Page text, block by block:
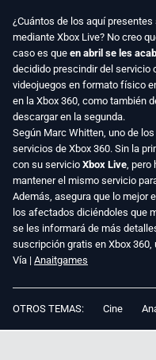
¿Cuántos de los aquí
mediante Xbox Live? No creo
caso es que en abril se les
decidido prescindir del servicio
videojuegos en formato físico
en la Xbox 360, como también
descargar en la segunda.
Según Marc Whitten, uno de
servicios de Xbox 360. Sin la
con su servicio Xbox Live ,
mantener el mismo servicio
Además, asegura que lo mejor
los afectados diciéndoles que
se les informará de más
suscripción gratis en Xbox
Vía | Anaitgames
OTROS TEMAS: Cine